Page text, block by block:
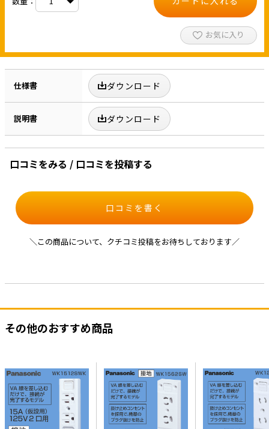
お気に入り
仕様書 ダウンロード
説明書 ダウンロード
口コミをみる / 口コミを投稿する
口コミを書く
＼この商品について、クチコミ投稿をお待ちしております／
その他のおすすめ商品